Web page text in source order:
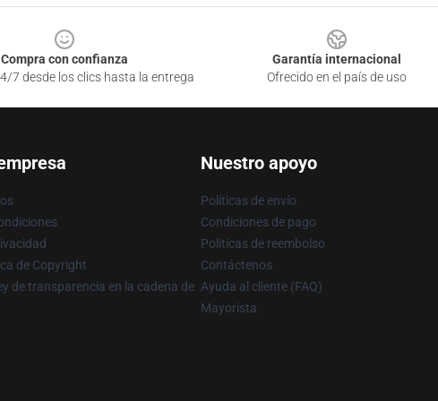
Compra con confianza
7 desde los clics hasta la entrega
Garantía internacional
Ofrecido en el país de uso
de Copyright
de transparencia en la cadena de
Nuestro apoyo
Políticas de envío
Condiciones de pago
Políticas de reembolso
Contáctenos
Ayuda al cliente (FAQ)
Mayorista